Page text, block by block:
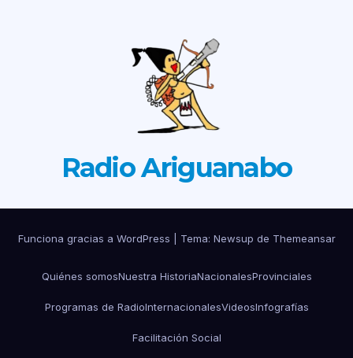
Radio Ariguanabo
Funciona gracias a WordPress Tema: Newsup de Themeansar
Quiénes somosNuestra HistoriaNacionalesProvinciales
Programas de RadioInternacionalesVideosInfografías
Facilitación Social